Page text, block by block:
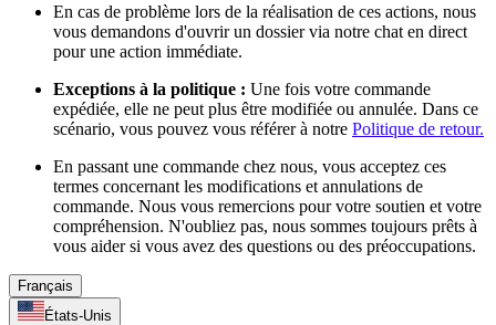
En cas de problème lors de la réalisation de ces actions, nous
vous demandons d'ouvrir un dossier via notre chat en direct
pour une action immédiate.
Exceptions à la politique : Une fois votre commande
expédiée, elle ne peut plus être modifiée ou annulée. Dans ce
scénario, vous pouvez vous référer à notre Politique de retour.
En passant une commande chez nous, vous acceptez ces
termes concernant les modifications et annulations de
commande. Nous vous remercions pour votre soutien et votre
compréhension. N'oubliez pas, nous sommes toujours prêts à
vous aider si vous avez des questions ou des préoccupations.
Français
États-Unis